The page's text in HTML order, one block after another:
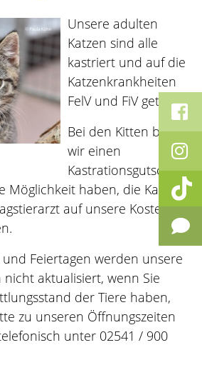
Unsere adulten
Katzen sind alle
kastriert und auf die
Katzenkrankheiten
FelV und FiV getestet.
Bei den Kitten bieten
wir einen
Kastrationsgutschein
Möglichkeit haben, die Katzen
auf unsere Kosten
Feiertagen werden unsere
aktualisiert, wenn Sie
der Tiere haben,
zu unseren Öffnungszeiten
unter 02541 / 900